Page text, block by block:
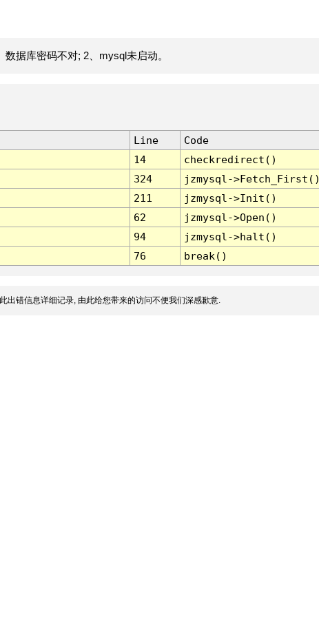
据库密码不对; 2、mysql未启动。
Line
Code
14
checkredirect()
324
jzmysql-
211
jzmysql->Init()
62
jzmysql->Open()
94
jzmysql->halt()
76 break()
出错信息详细记录, 由此给您带来的访问不便我们深感歉意.